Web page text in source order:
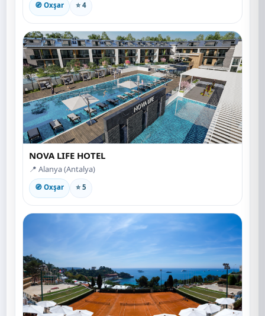
🧭 Oxşar ⭐ 4
NOVA LIFE HOTEL
📍 Alanya (Antalya)
🧭 Oxşar ⭐ 5